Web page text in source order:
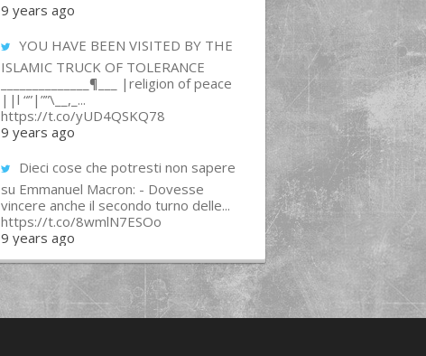
9 years ago
YOU HAVE BEEN VISITED BY THE
ISLAMIC TRUCK OF TOLERANCE
______________¶___ |religion of peace
||l “”|””\__,_...
https://t.co/yUD4QSKQ78
9 years ago
Dieci cose che potresti non sapere
su Emmanuel Macron: - Dovesse
vincere anche il secondo turno delle...
https://t.co/8wmlN7ESOo
9 years ago